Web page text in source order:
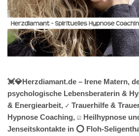
💓️💎Herzdiamant.de – Irene Matern,
psychologische Lebensberaterin &
& Energiearbeit, ✓ Trauerhilfe &
Hypnose Coaching, ☑️ Heilhypnose
Jenseitskontakte in ⭕ Floh-